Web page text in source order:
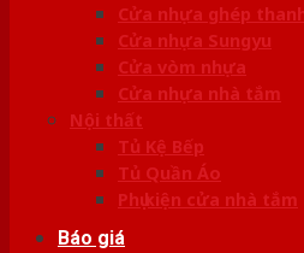
Cửa nhựa ghép
Cửa nhựa Sungyu
Cửa vòm nhựa
Cửa nhựa nhà tắm
Nội thất
Tủ Kệ Bếp
Tủ Quần Áo
Phụ kiện cửa nhà tắm
Báo giá